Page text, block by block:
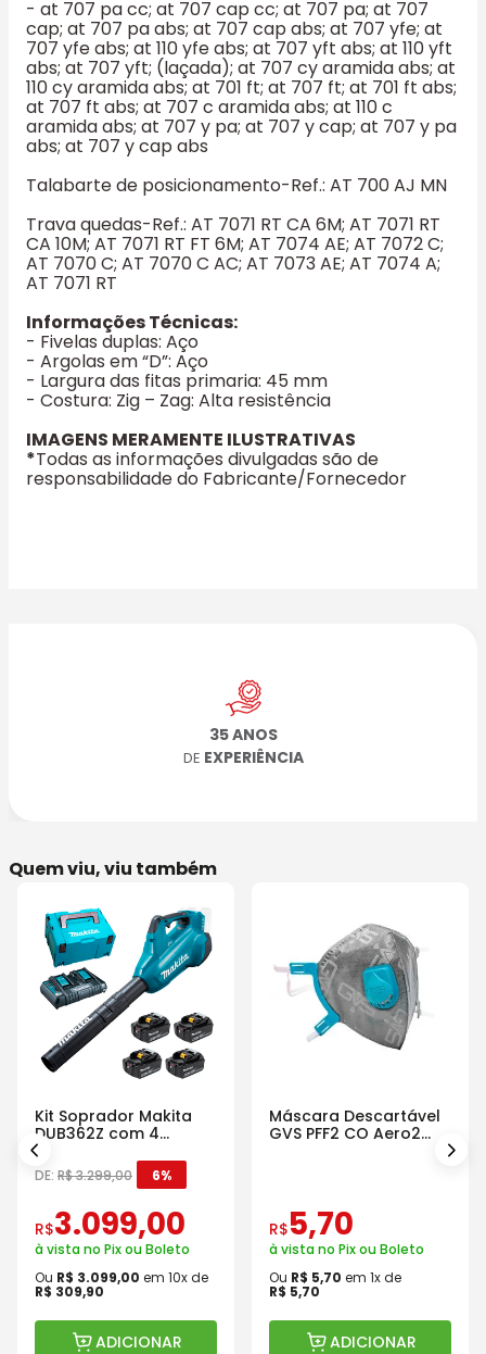
- at 707 pa cc; at 707 cap cc; at 707 pa; at 707
cap; at 707 pa abs; at 707 cap abs; at 707 yfe; at
707 yfe abs; at 110 yfe abs; at 707 yft abs; at 110 yft
abs; at 707 yft; (laçada); at 707 cy aramida abs; at
110 cy aramida abs; at 701 ft; at 707 ft; at 701 ft abs;
at 707 ft abs; at 707 c aramida abs; at 110 c
aramida abs; at 707 y pa; at 707 y cap; at 707 y pa
abs; at 707 y cap abs
Talabarte de posicionamento-Ref.: AT 700 AJ MN
Trava quedas-Ref.: AT 7071 RT CA 6M; AT 7071 RT
CA 10M; AT 7071 RT FT 6M; AT 7074 AE; AT 7072 C;
AT 7070 C; AT 7070 C AC; AT 7073 AE; AT 7074 A;
AT 7071 RT
Informações Técnicas:
- Fivelas duplas: Aço
- Argolas em “D”: Aço
- Largura das fitas primaria: 45 mm
- Costura: Zig – Zag: Alta resistência
IMAGENS MERAMENTE ILUSTRATIVAS
*Todas as informações divulgadas são de
responsabilidade do Fabricante/Fornecedor
35 ANOS
DE EXPERIÊNCIA
Quem viu, viu também
Kit Soprador Makita
DUB362Z com 4
Baterias Carregador e
Maleta
DE: R$3.299,00 6%
R$3.099,00
à vista no Pix ou Boleto
Ou R$ 3.099,00 em 10x de
R$ 309,90
ADICIONAR
Máscara Descartável
GVS PFF2 CO Aero2
R$5,70
à vista no Pix ou Boleto
Ou R$ 5,70 em 1x de
R$ 5,70
ADICIONAR